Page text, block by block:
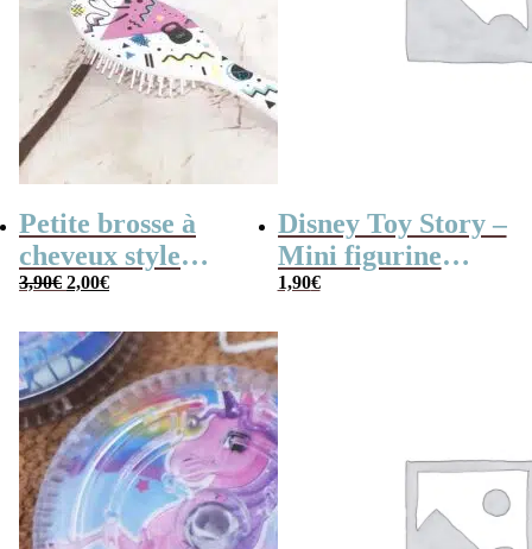
Petite brosse à
cheveux style
années 80
3,90€ Le
était :
3,90€.
2,00€Le
est :
2,00€.
Disney Toy Story –
Mini figurine
mystère série B
1,90€